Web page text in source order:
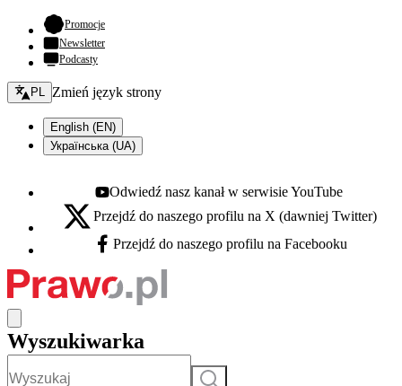
Promocje- otwiera się w nowej karcie
Newsletter
Podcasty
Zmień język - bieżący:
PL Zmień język strony
English (EN)
Українська (UA)
Youtube - otwiera się w nowej karcie
Odwiedź nasz kanał w serwisie YouTube
X - otwiera się w nowej karcie
Przejdź do naszego profilu na X (dawniej Twitter)
Facebook - otwiera się w nowej karcie
Przejdź do naszego profilu na Facebooku
Wyszukiwarka
Szukaj